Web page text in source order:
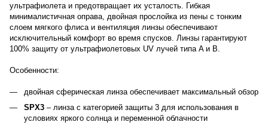
ультрафиолета и предотвращает их усталость. Гибкая
минималистичная оправа, двойная прослойка из пены с тонким
слоем мягкого флиса и вентиляция линзы обеспечивают
исключительный комфорт во время спусков. Линзы гарантируют
100% защиту от ультрафиолетовых UV лучей типа A и B.
Особенности:
двойная сферическая линза обеспечивает максимальный обзор
SPX3 – линза с категорией защиты 3 для использования в
условиях яркого солнца и переменной облачности